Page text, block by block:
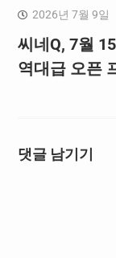
2026년 7월 9일
씨네Q, 7월
역대급 오픈
댓글 남기기